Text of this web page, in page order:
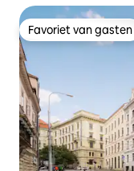
Favoriet van gasten
Favoriet van gasten